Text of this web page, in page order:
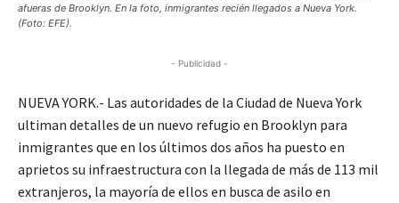
afueras de Brooklyn. En la foto, inmigrantes recién llegados a Nueva York.
(Foto: EFE).
- Publicidad -
NUEVA YORK.- Las autoridades de la Ciudad de Nueva York
ultiman detalles de un nuevo refugio en Brooklyn para
inmigrantes que en los últimos dos años ha puesto en
aprietos su infraestructura con la llegada de más de 113 mil
extranjeros, la mayoría de ellos en busca de asilo en